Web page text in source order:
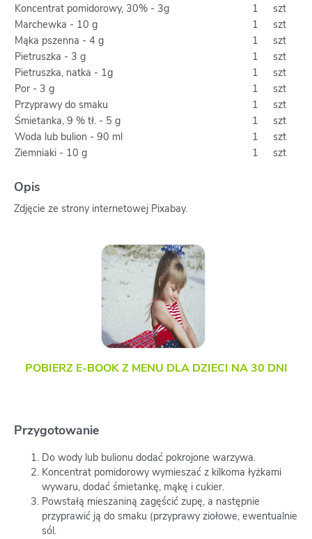
Koncentrat pomidorowy, 30% - 3g
1
szt
Marchewka - 10 g
1
szt
Mąka pszenna - 4 g
1
szt
Pietruszka - 3 g
1
szt
Pietruszka, natka - 1g
1
szt
Por - 3 g
1
szt
Przyprawy do smaku
1
szt
Śmietanka, 9 % tł. - 5 g
1
szt
Woda lub bulion - 90 ml
1
szt
Ziemniaki - 10 g
1 szt
Opis
Zdjęcie ze strony internetowej Pixabay.
POBIERZ E-BOOK Z MENU DLA DZIECI NA 30 DNI
Przygotowanie
Do wody lub bulionu dodać pokrojone warzywa.
Koncentrat pomidorowy wymieszać z kilkoma łyżkami
wywaru, dodać śmietankę, mąkę i cukier.
Powstałą mieszaniną zagęścić zupę, a następnie
przyprawić ją do smaku (przyprawy ziołowe, ewentualnie
sól.